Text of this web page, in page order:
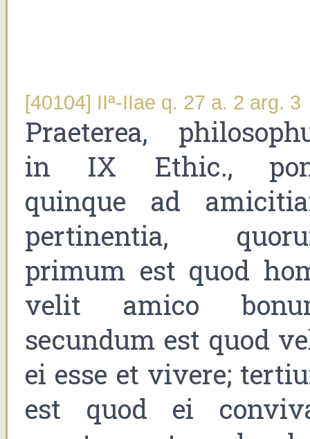
[40104] IIª-IIae q. 27 a. 2 arg. 3
Praeterea,
in IX Ethic.,
quinque ad
pertinentia,
primum est quod
velit amico
secundum est quod
ei esse et vivere;
est quod ei